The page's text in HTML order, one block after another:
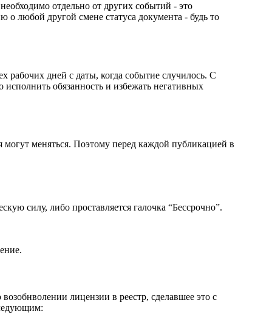
отдельно от других событий - это
любой другой смене статуса документа - будь то
рабочих дней с даты, когда событие случилось. С
обязанность и избежать негативных
меняться. Поэтому перед каждой публикацией в
силу, либо проставляется галочка “Бессрочно”.
лицензии в реестр, сделавшее это с